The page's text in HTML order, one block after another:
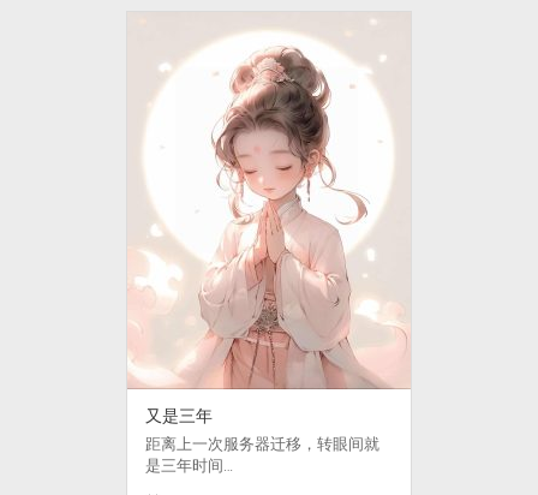
又是三年
距离上一次服务器迁移，转眼间就
是三年时间…